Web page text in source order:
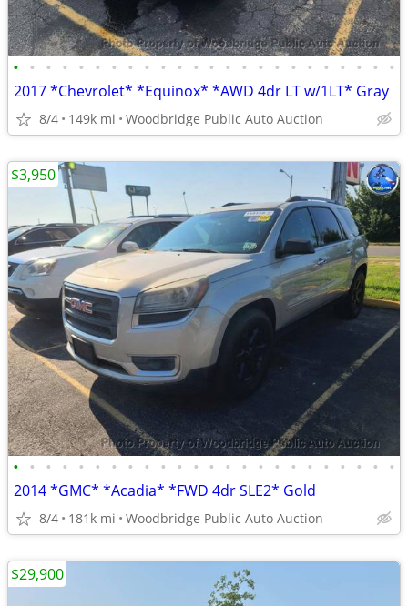
• • • • • • • • • • • • • • • • • • • • • • • •
2017 *Chevrolet* *Equinox* *AWD 4dr LT w/1LT* Gray
8/4 149k mi Woodbridge Public Auto Auction
• • • • • • • • • • • • • • • • • • • • • • • •
2014 *GMC* *Acadia* *FWD 4dr SLE2* Gold
8/4 181k mi Woodbridge Public Auto Auction
$3,950
$29,900